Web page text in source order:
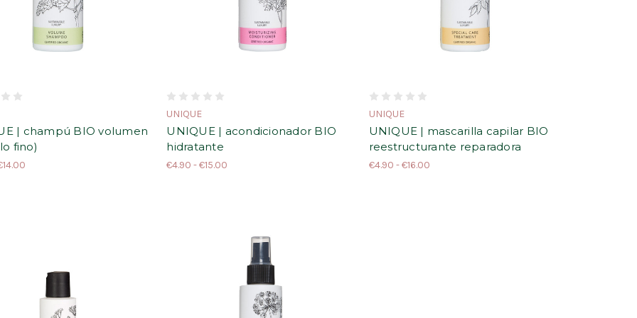
| champú BIO volumen
fino)
UNIQUE
UNIQUE | acondicionador BIO
hidratante
€4.90 - €15.00
UNIQUE
UNIQUE | mascarilla capilar BIO
reestructurante reparadora
€4.90 - €16.00